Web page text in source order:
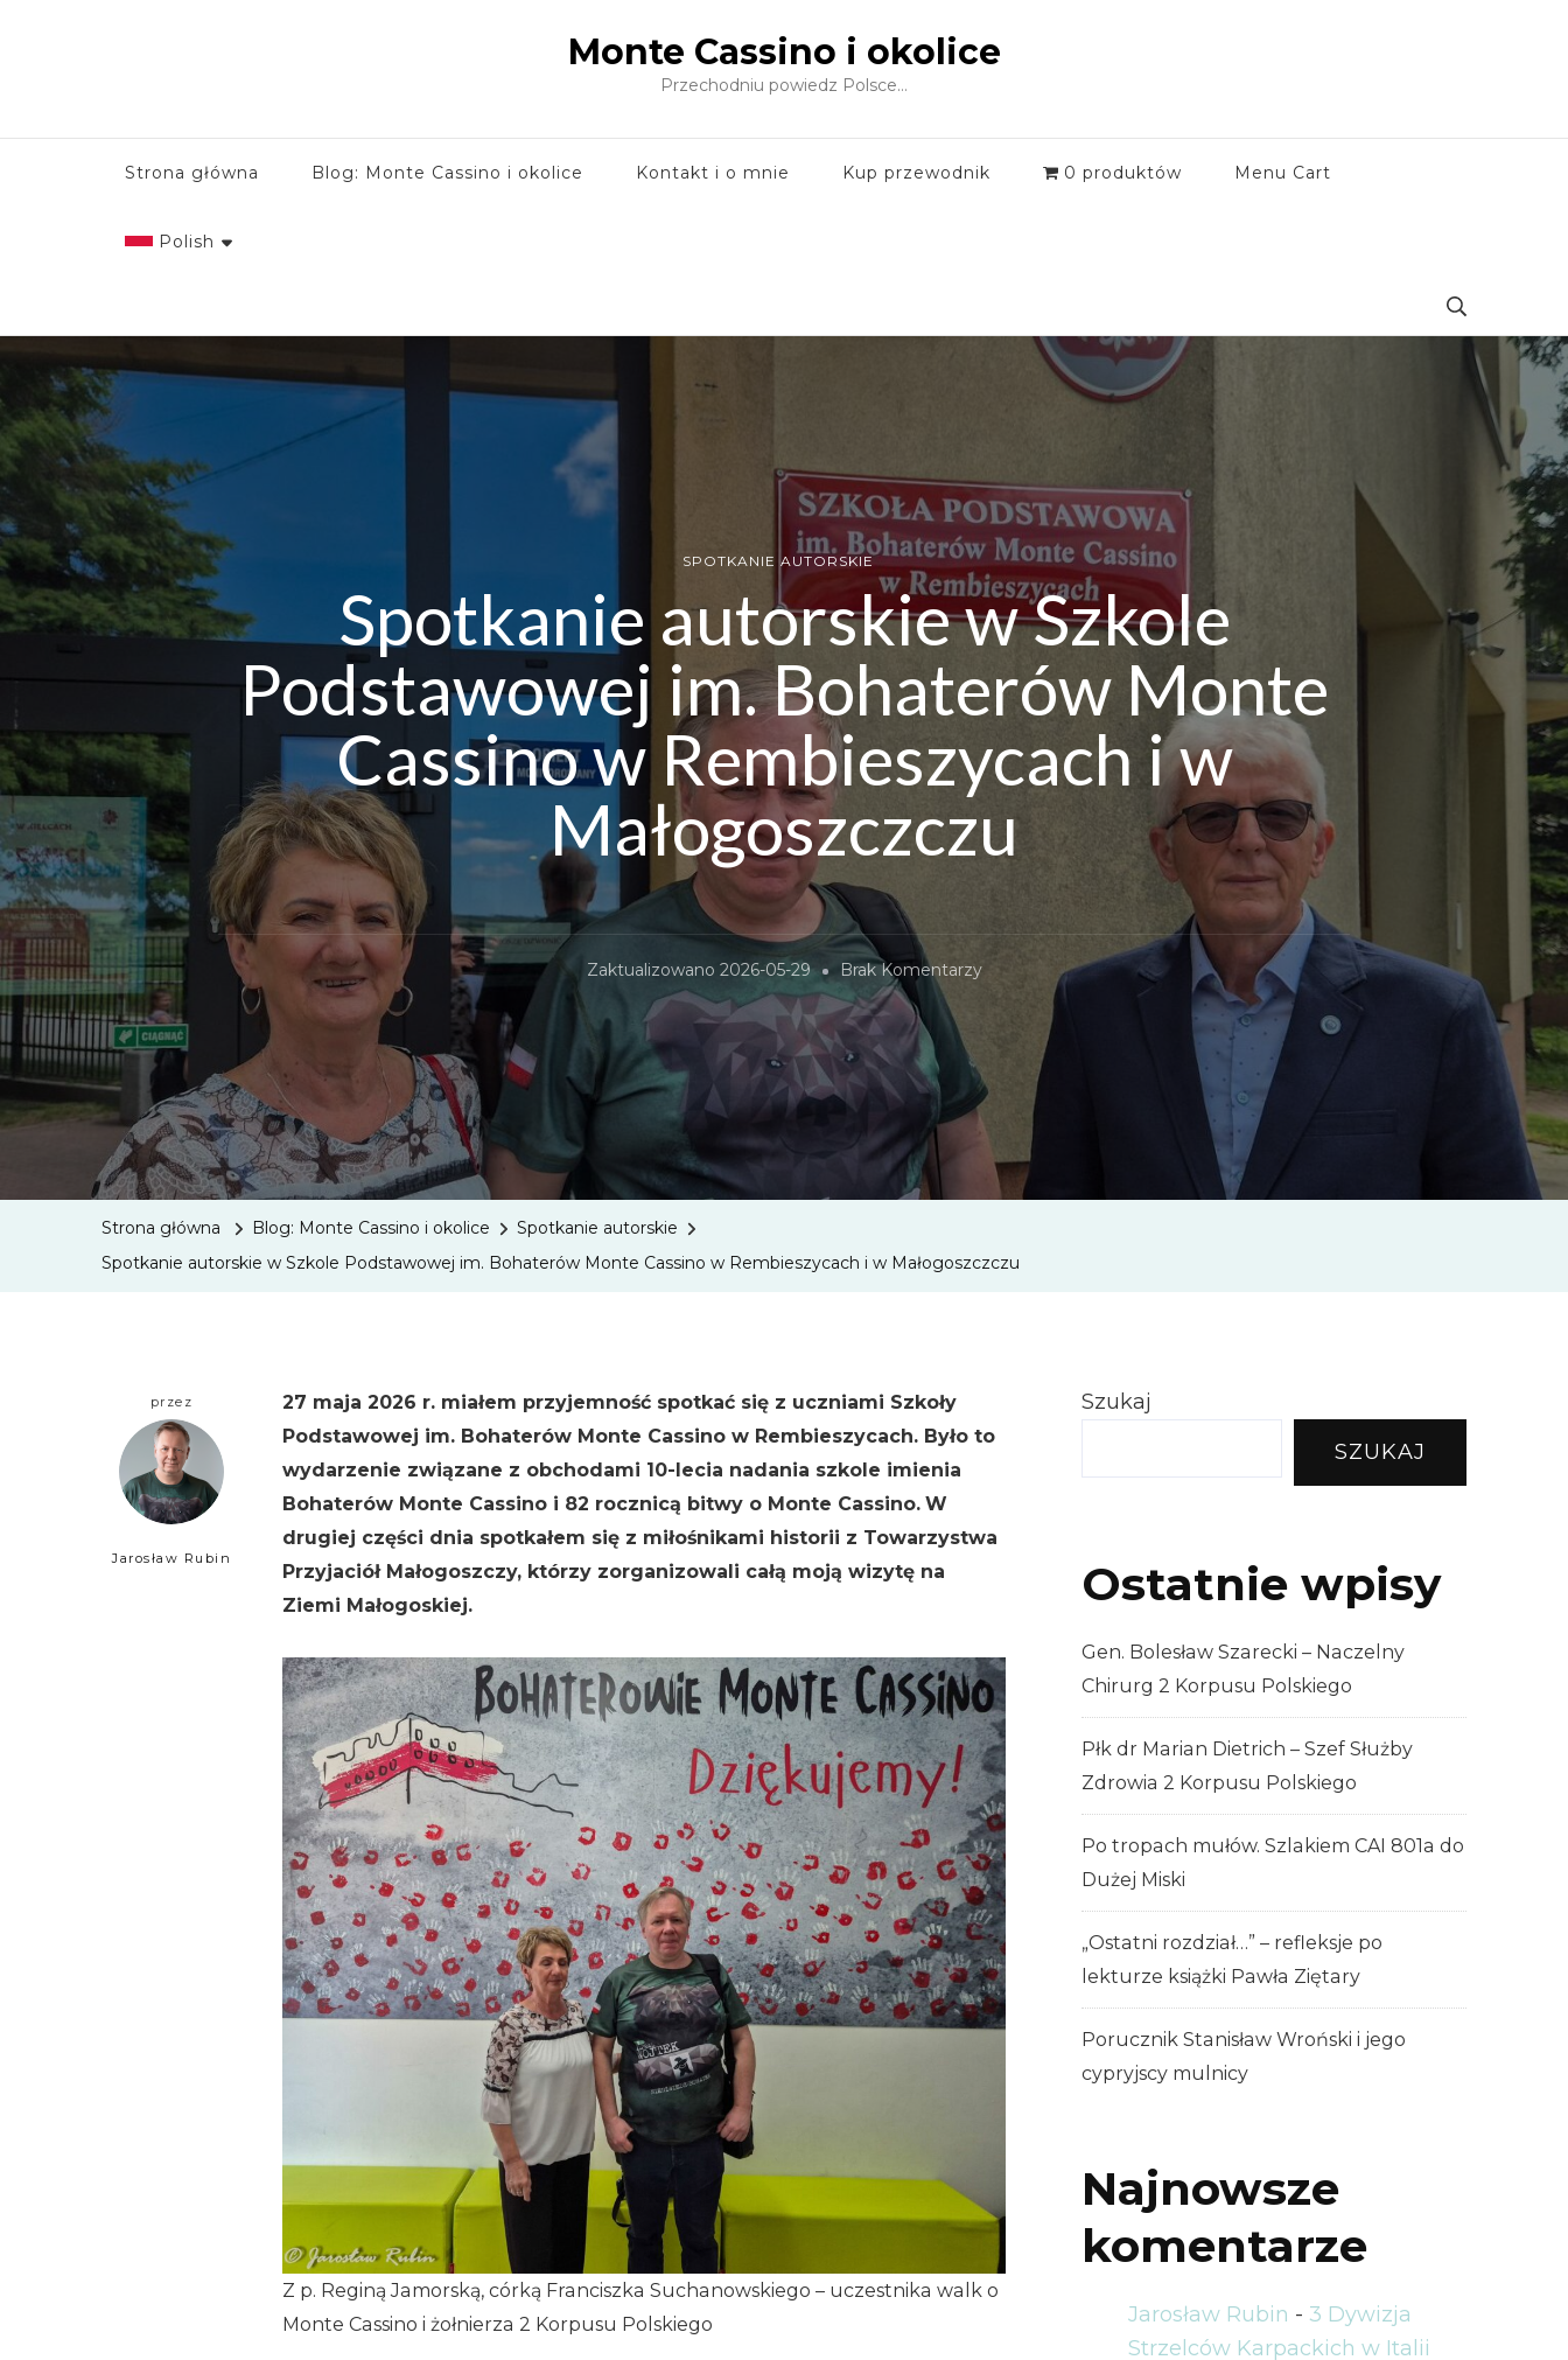
Monte Cassino i okolice
Przechodniu powiedz Polsce…
Strona główna Blog: Monte Cassino i okolice Kontakt i o mnie Kup przewodnik 0 produktów Menu Cart
Polish
Italian
Spanish
SPOTKANIE AUTORSKIE
Spotkanie autorskie w Szkole
Podstawowej im. Bohaterów Monte
Cassino w Rembieszycach i w
Małogoszczczu
Zaktualizowano 2026-05-29 Brak KomentarzyDo
Spotkanie
Autorskie
W
Szkole
Podstawowej
Im.
Bohaterów
Cassino
Małogoszczczu
Strona główna Blog: Monte Cassino i okolice
Spotkanie autorskie
Spotkanie autorskie w Szkole Podstawowej im. Bohaterów Monte Cassino w Rembieszycach i w Małogoszczczu
przez
Jarosław Rubin
27 maja 2026 r. miałem przyjemność spotkać się z uczniami Szkoły
Podstawowej im. Bohaterów Monte Cassino w Rembieszycach. Było to
wydarzenie związane z obchodami 10-lecia nadania szkole imienia
Bohaterów Monte Cassino i 82 rocznicą bitwy o Monte Cassino. W
drugiej części dnia spotkałem się z miłośnikami historii z Towarzystwa
Przyjaciół Małogoszczy, którzy zorganizowali całą moją wizytę na
Ziemi Małogoskiej.
Z p. Reginą Jamorską, córką Franciszka Suchanowskiego – uczestnika walk o
Monte Cassino i żołnierza 2 Korpusu Polskiego
Szukaj
SZUKAJ
Ostatnie wpisy
Gen. Bolesław Szarecki – Naczelny
Chirurg 2 Korpusu Polskiego
Płk dr Marian Dietrich – Szef Służby
Zdrowia 2 Korpusu Polskiego
Po tropach mułów. Szlakiem CAI 801a do
Dużej Miski
„Ostatni rozdział…” – refleksje po
lekturze książki Pawła Ziętary
Porucznik Stanisław Wroński i jego
cypryjscy mulnicy
Najnowsze
komentarze
Jarosław Rubin - 3 Dywizja
Strzelców Karpackich w Italii